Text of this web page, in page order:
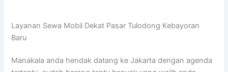
Layanan Sewa Mobil Dekat Pasar Tulodong Kebayoran
Baru
Manakala anda hendak datang ke Jakarta dengan agenda